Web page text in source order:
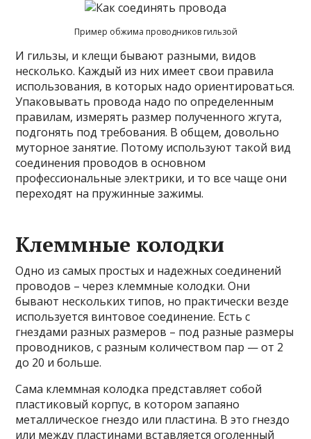
Пример обжима проводников гильзой
И гильзы, и клещи бывают разными, видов
несколько. Каждый из них имеет свои правила
использования, в которых надо ориентироваться.
Упаковывать провода надо по определенным
правилам, измерять размер полученного жгута,
подгонять под требования. В общем, довольно
муторное занятие. Потому используют такой вид
соединения проводов в основном
профессиональные электрики, и то все чаще они
переходят на пружинные зажимы.
Клеммные колодки
Одно из самых простых и надежных соединений
проводов – через клеммные колодки. Они
бывают нескольких типов, но практически везде
используется винтовое соединение. Есть с
гнездами разных размеров – под разные размеры
проводников, с разным количеством пар — от 2
до 20 и больше.
Сама клеммная колодка представляет собой
пластиковый корпус, в котором запаяно
металлическое гнездо или пластина. В это гнездо
или между пластинами вставляется оголенный